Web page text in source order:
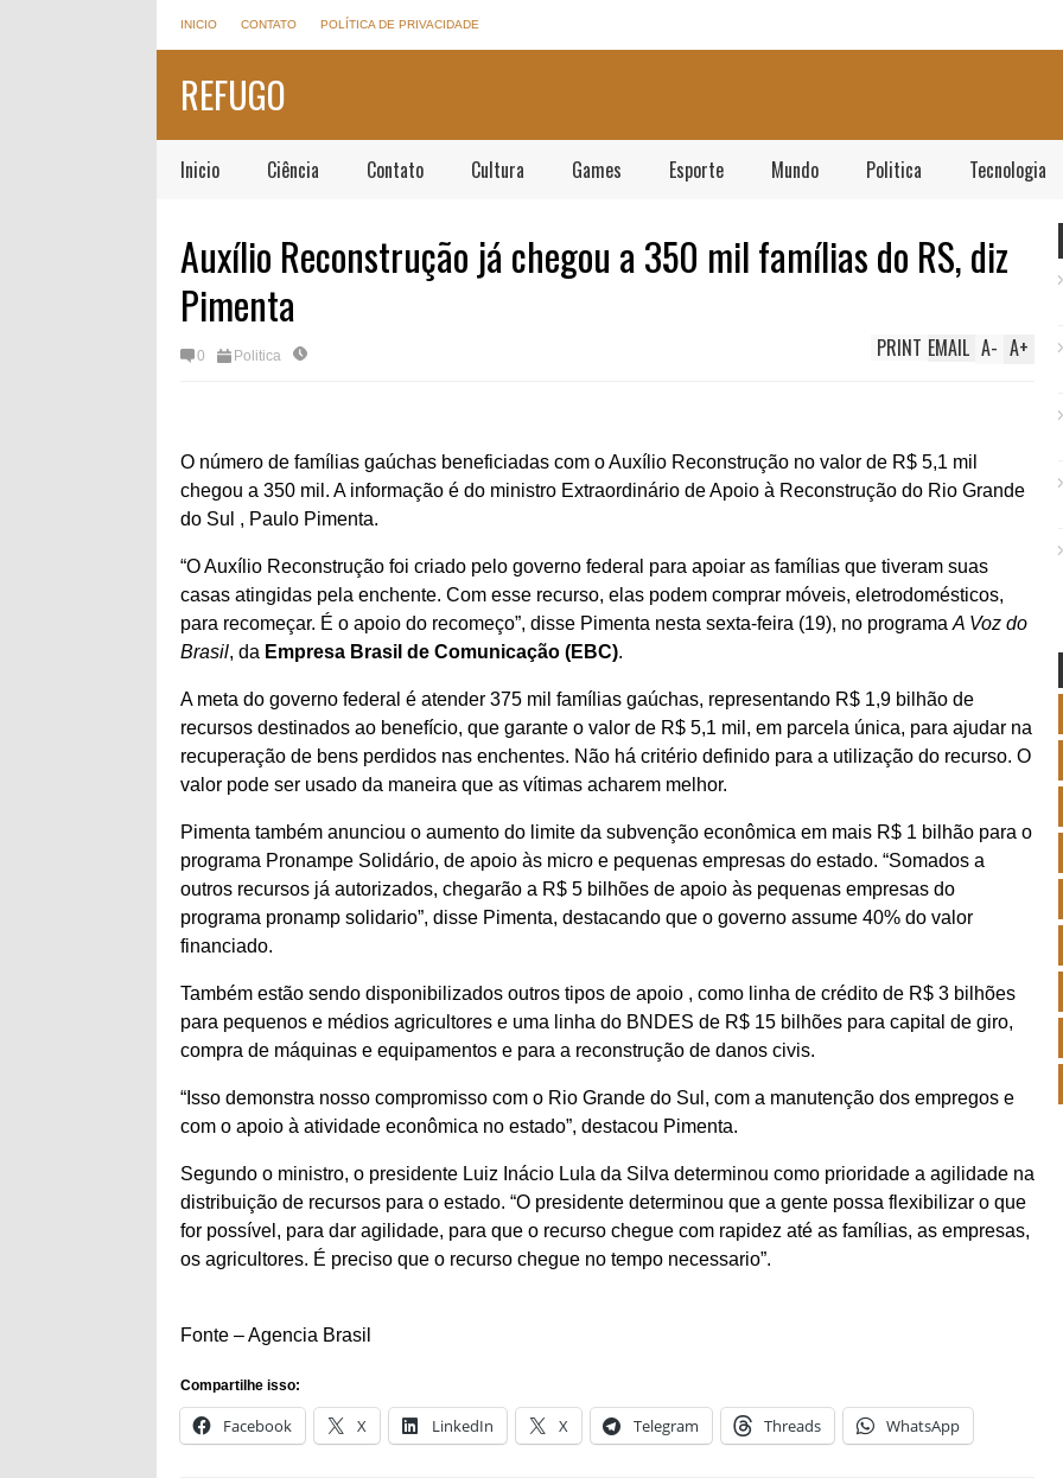
INICIO CONTATO POLÍTICA DE PRIVACIDADE
REFUGO
Inicio Ciência Contato Cultura Games Esporte Mundo Politica Tecnologia
Auxílio Reconstrução já chegou a 350 mil famílias do RS, diz
Pimenta
0 Politica A+
A-
EMAIL
PRINT
O número de famílias gaúchas beneficiadas com o Auxílio Reconstrução no valor de R$ 5,1 mil
chegou a 350 mil. A informação é do ministro Extraordinário de Apoio à Reconstrução do Rio Grande
do Sul , Paulo Pimenta.
“O Auxílio Reconstrução foi criado pelo governo federal para apoiar as famílias que tiveram suas
casas atingidas pela enchente. Com esse recurso, elas podem comprar móveis, eletrodomésticos,
para recomeçar. É o apoio do recomeço”, disse Pimenta nesta sexta-feira (19), no programa A Voz do
Brasil, da Empresa Brasil de Comunicação (EBC).
A meta do governo federal é atender 375 mil famílias gaúchas, representando R$ 1,9 bilhão de
recursos destinados ao benefício, que garante o valor de R$ 5,1 mil, em parcela única, para ajudar na
recuperação de bens perdidos nas enchentes. Não há critério definido para a utilização do recurso. O
valor pode ser usado da maneira que as vítimas acharem melhor.
Pimenta também anunciou o aumento do limite da subvenção econômica em mais R$ 1 bilhão para o
programa Pronampe Solidário, de apoio às micro e pequenas empresas do estado. “Somados a
outros recursos já autorizados, chegarão a R$ 5 bilhões de apoio às pequenas empresas do
programa pronamp solidario”, disse Pimenta, destacando que o governo assume 40% do valor
financiado.
Também estão sendo disponibilizados outros tipos de apoio , como linha de crédito de R$ 3 bilhões
para pequenos e médios agricultores e uma linha do BNDES de R$ 15 bilhões para capital de giro,
compra de máquinas e equipamentos e para a reconstrução de danos civis.
“Isso demonstra nosso compromisso com o Rio Grande do Sul, com a manutenção dos empregos e
com o apoio à atividade econômica no estado”, destacou Pimenta.
Segundo o ministro, o presidente Luiz Inácio Lula da Silva determinou como prioridade a agilidade na
distribuição de recursos para o estado. “O presidente determinou que a gente possa flexibilizar o que
for possível, para dar agilidade, para que o recurso chegue com rapidez até as famílias, as empresas,
os agricultores. É preciso que o recurso chegue no tempo necessario”.
Fonte – Agencia Brasil
Compartilhe isso:
Facebook X LinkedIn X Telegram Threads WhatsApp